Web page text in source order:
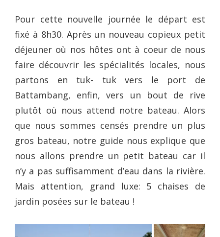
Pour cette nouvelle journée le départ est
fixé à 8h30. Après un nouveau copieux petit
déjeuner où nos hôtes ont à coeur de nous
faire découvrir les spécialités locales, nous
partons en tuk- tuk vers le port de
Battambang, enfin, vers un bout de rive
plutôt où nous attend notre bateau. Alors
que nous sommes censés prendre un plus
gros bateau, notre guide nous explique que
nous allons prendre un petit bateau car il
n’y a pas suffisamment d’eau dans la rivière.
Mais attention, grand luxe: 5 chaises de
jardin posées sur le bateau !